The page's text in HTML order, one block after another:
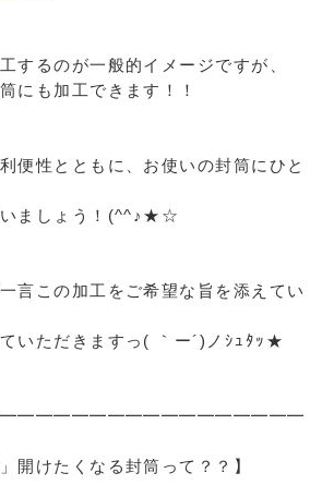
するのが一般的イメージですが、
にも加工できます！！
便性とともに、お使いの封筒にひと
いましょう！(^^♪★☆
言この加工をご希望な旨を添えてい
いただきますっ( ｀ー´)ノｼｭﾀｯ★
開けたくなる封筒って？？】